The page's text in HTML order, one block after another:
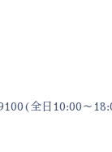
全日10:00～